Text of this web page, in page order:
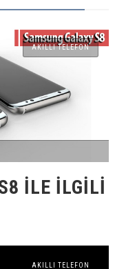
AKILLI TELEFON
İLE İLGILI
AKILLI TELEFON